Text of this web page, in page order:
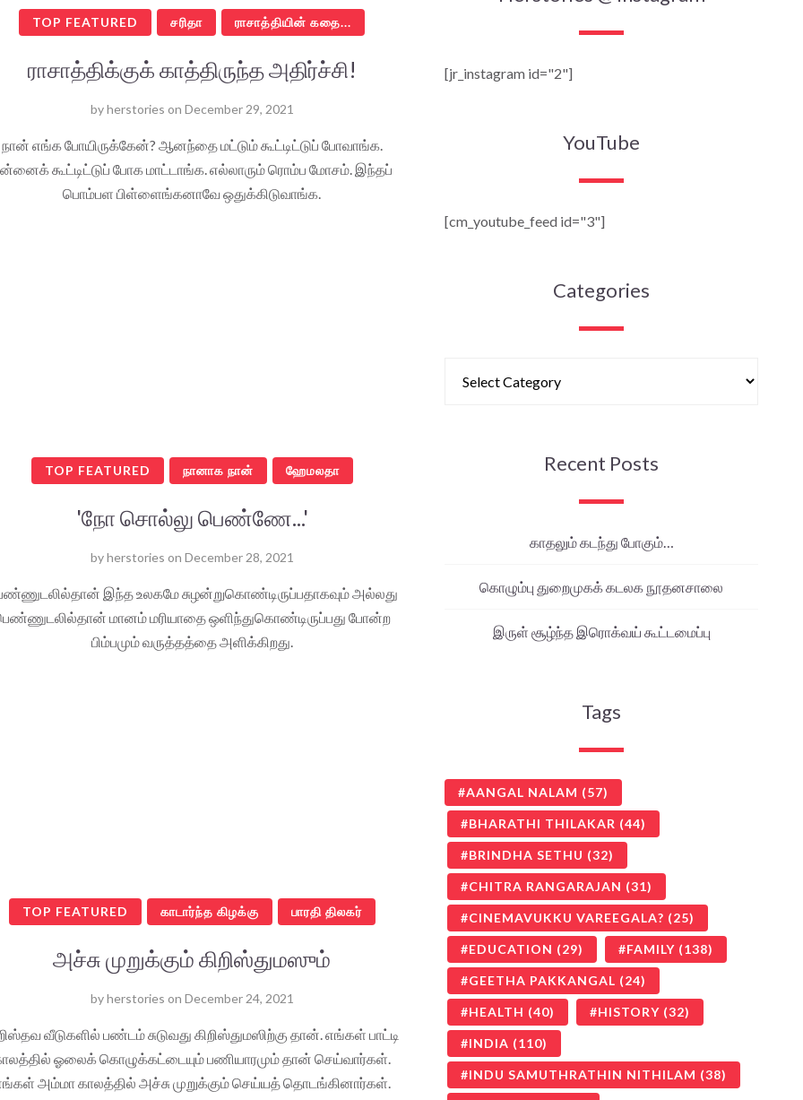
TOP FEATURED சரிதா ராசாத்தியின் கதை...
ராசாத்திக்குக் காத்திருந்த அதிர்ச்சி!
byherstories on December 29, 2021
நான் எங்க போயிருக்கேன்? ஆனந்தை மட்டும் கூட்டிட்டுப் போவாங்க.
கூட்டிட்டுப் போக மாட்டாங்க. எல்லாரும் ரொம்ப மோசம். இந்தப்
பொம்பள பிள்ளைங்கனாவே ஒதுக்கிடுவாங்க.
TOP FEATURED நானாக நான் ஹேமலதா
'நோ சொல்லு பெண்ணே...'
byherstories on December 28, 2021
இந்த உலகமே சுழன்றுகொண்டிருப்பதாகவும் அல்லது
மானம் மரியாதை ஒளிந்துகொண்டிருப்பது போன்ற
பிம்பமும் வருத்தத்தை அளிக்கிறது.
TOP FEATURED காடார்ந்த கிழக்கு பாரதி திலகர்
அச்சு முறுக்கும் கிறிஸ்துமஸும்
byherstories on December 24, 2021
வீடுகளில் பண்டம் சுடுவது கிறிஸ்துமஸிற்கு தான். எங்கள் பாட்டி
ஓலைக் கொழுக்கட்டையும் பணியாரமும் தான் செய்வார்கள்.
அம்மா காலத்தில் அச்சு முறுக்கும் செய்யத் தொடங்கினார்கள்.
[jr_instagram id="2"]
YouTube
[cm_youtube_feed id="3"]
Categories
Recent Posts
காதலும் கடந்து போகும்…
கொழும்பு துறைமுகக் கடலக நூதனசாலை
இருள் சூழ்ந்த இரொக்வய் கூட்டமைப்பு
Tags
AANGAL NALAM (57)
BHARATHI THILAKAR (44)
BRINDHA SETHU (32)
CHITRA RANGARAJAN (31)
CINEMAVUKKU VAREEGALA? (25)
EDUCATION (29) FAMILY (138)
GEETHA PAKKANGAL (24)
HEALTH (40) HISTORY (32)
INDIA (110)
INDU SAMUTHRATHIN NITHILAM (38)